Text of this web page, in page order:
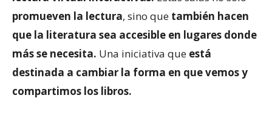
promueven la lectura, sino que también hacen
que la literatura sea accesible en lugares donde
más se necesita. Una iniciativa que está
destinada a cambiar la forma en que vemos y
compartimos los libros.